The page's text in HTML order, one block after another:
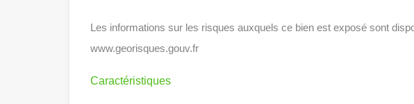
Les informations sur les risques auxquels ce bien est exposé sont
www.georisques.gouv.fr
Caractéristiques